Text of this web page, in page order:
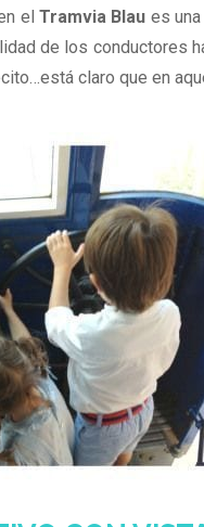
el Tramvia Blau es
de los conductores
claro que en